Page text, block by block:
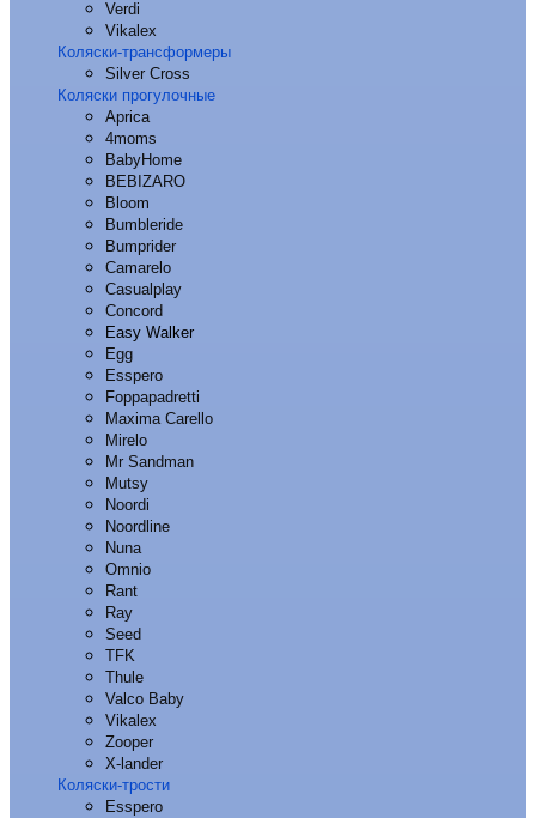
Verdi
Vikalex
Коляски-трансформеры
Silver Cross
Коляски прогулочные
Aprica
4moms
BabyHome
BEBIZARO
Bloom
Bumbleride
Bumprider
Camarelo
Casualplay
Concord
Easy Walker
Egg
Esspero
Foppapadretti
Maxima Carello
Mirelo
Mr Sandman
Mutsy
Noordi
Noordline
Nuna
Omnio
Rant
Ray
Seed
TFK
Thule
Valco Baby
Vikalex
Zooper
X-lander
Коляски-трости
Esspero